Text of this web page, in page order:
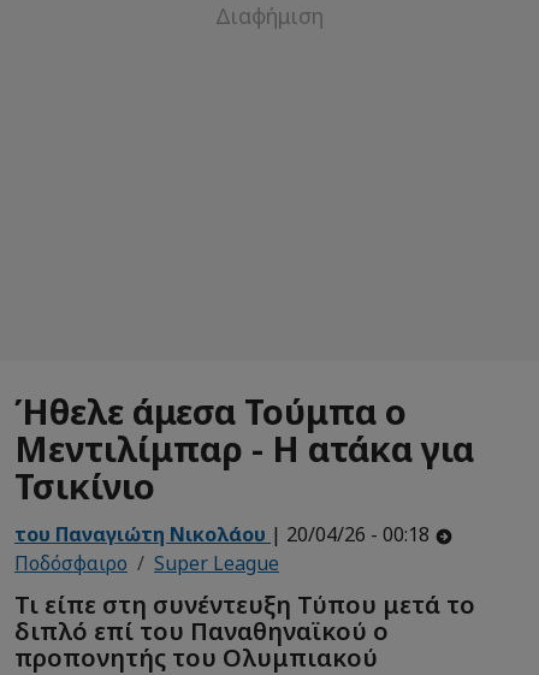
Ήθελε άμεσα Τούμπα ο
Μεντιλίμπαρ - Η ατάκα για
Τσικίνιο
του Παναγιώτη Νικολάου | 20/04/26 - 00:18
Ποδόσφαιρο
Super League
Τι είπε στη συνέντευξη Τύπου μετά το
διπλό επί του Παναθηναϊκού ο
προπονητής του Ολυμπιακού